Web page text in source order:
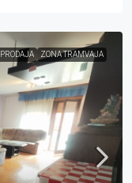
PRODAJA ZONA TRAMVAJA